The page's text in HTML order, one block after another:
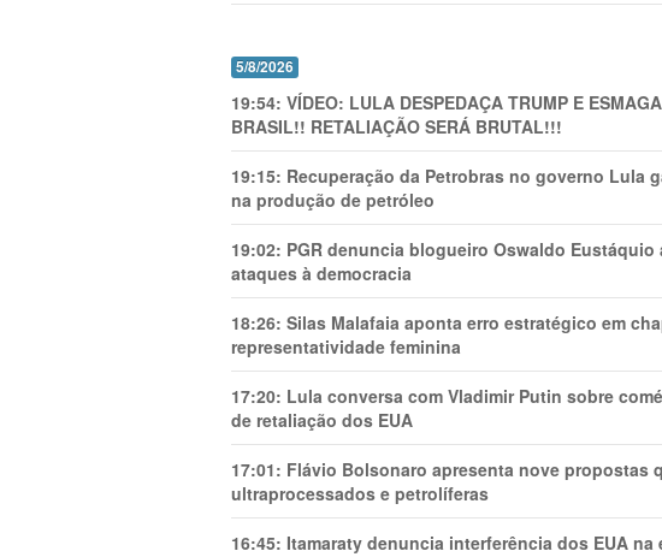
5/8/2026
19:54: VÍDEO: LULA DESPEDAÇA TRUMP E
BRASIL!! RETALIAÇÃO SERÁ BRUTAL!!!
19:15: Recuperação da Petrobras no governo Lula
na produção de petróleo
19:02: PGR denuncia blogueiro Oswaldo
ataques à democracia
18:26: Silas Malafaia aponta erro estratégico em
representatividade feminina
17:20: Lula conversa com Vladimir Putin sobre
de retaliação dos EUA
17:01: Flávio Bolsonaro apresenta nove propostas
ultraprocessados e petrolíferas
16:45: Itamaraty denuncia interferência dos EUA